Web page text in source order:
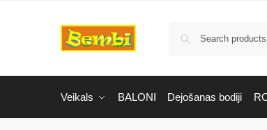
Veikals BALONI Dejošanas bodiji